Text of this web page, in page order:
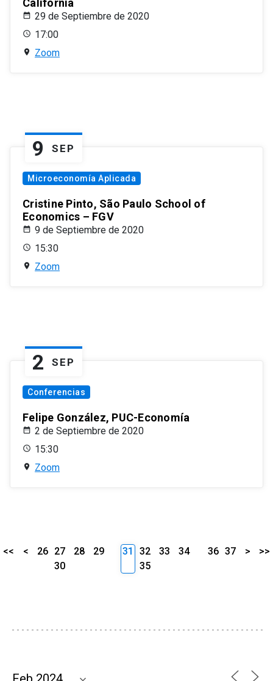
California
29 de Septiembre de 2020
17:00
Zoom
9 SEP
Microeconomía Aplicada
Cristine Pinto, São Paulo School of
Economics – FGV
9 de Septiembre de 2020
15:30
Zoom
2 SEP
Conferencias
Felipe González, PUC-Economía
2 de Septiembre de 2020
15:30
Zoom
<< < 26 27 28
29
30
31 32 33
34
35
36 37 > >>